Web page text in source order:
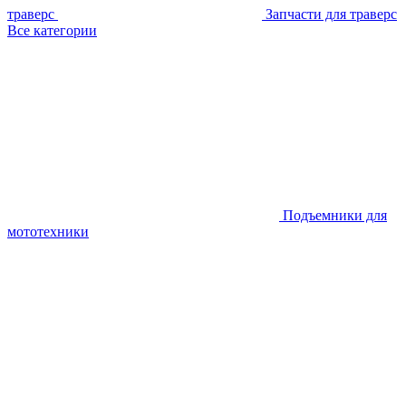
траверс
Запчасти для траверс
Все категории
Подъемники для
мототехники